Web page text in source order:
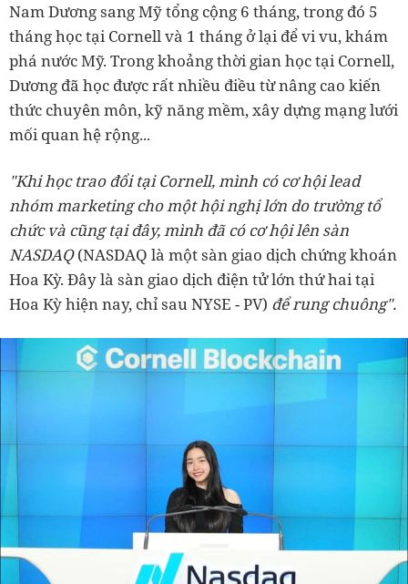
Nam Dương sang Mỹ tổng cộng 6 tháng, trong đó 5
tháng học tại Cornell và 1 tháng ở lại để vi vu, khám
phá nước Mỹ. Trong khoảng thời gian học tại Cornell,
Dương đã học được rất nhiều điều từ nâng cao kiến
thức chuyên môn, kỹ năng mềm, xây dựng mạng lưới
mối quan hệ rộng...
"Khi học trao đổi tại Cornell, mình có cơ hội lead
nhóm marketing cho một hội nghị lớn do trường tổ
chức và cũng tại đây, mình đã có cơ hội lên sàn
NASDAQ(NASDAQ là một sàn giao dịch chứng khoán
Hoa Kỳ. Đây là sàn giao dịch điện tử lớn thứ hai tại
Hoa Kỳ hiện nay, chỉ sau NYSE - PV) để rung chuông".